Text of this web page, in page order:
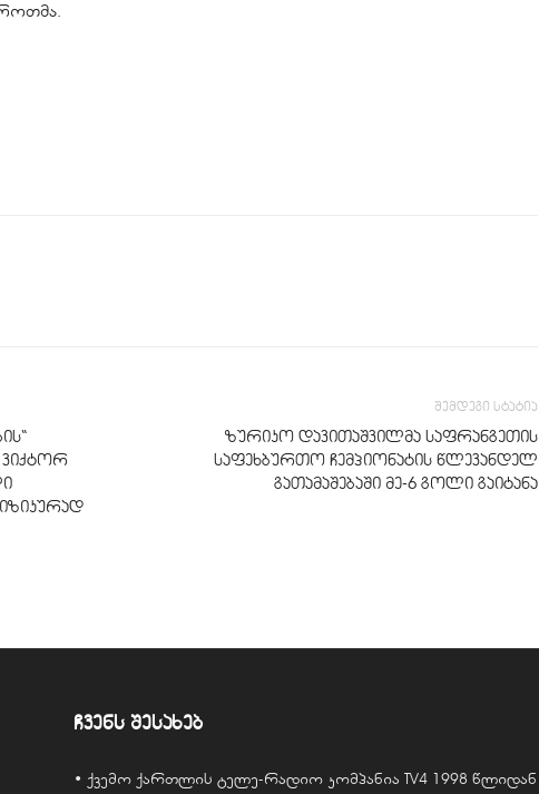
ვიქტორ
შემდეგი სტატია
ზურიკო დავითაშვილმა საფრანგეთის
საფეხბურთო ჩემპიონატის წლევანდელ
გათამაშებაში მე-6 გოლი გაიტანა
ჩვენს შესახებ
• ქვემო ქართლის ტელე-რადიო კომპანია TV4 1998 წლიდან